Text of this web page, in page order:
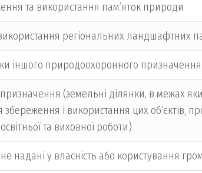
та використання пам’яток природи
регіональних ландшафтних
іншого природоохоронного призначення
(земельні ділянки, в межах
збереження і використання цих об’єктів,
освітньої та виховної роботи)
не надані у власність або користування